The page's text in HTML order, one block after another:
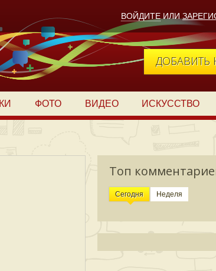
ВОЙДИТЕ ИЛИ
ДОБАВИТЬ
ФОТО ВИДЕО ИСКУССТВО
Топ
Сегодня Неделя